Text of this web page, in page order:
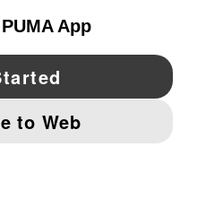
IMPRINT AND LEGAL DATA